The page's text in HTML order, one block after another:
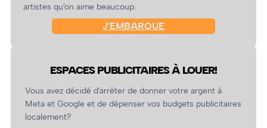
artistes qu’on aime beaucoup.
J’EMBARQUE
ESPACES PUBLICITAIRES À LOUER!
Vous avez décidé d’arrêter de donner votre argent à
Meta et Google et de dépenser vos budgets publicitaires
localement?